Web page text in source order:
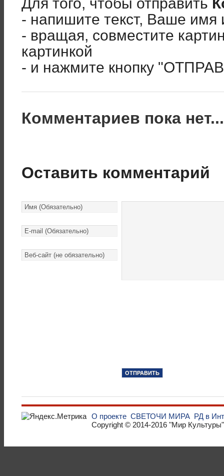
- напишите текст, Ваше имя
- вращая, совместите
картинкой
- и нажмите кнопку
Комментариев пока
Оставить комментарий
О проекте СВЕТОЧИ МИРА РД в
Copyright © 2014-2016 "Мир Культуры"